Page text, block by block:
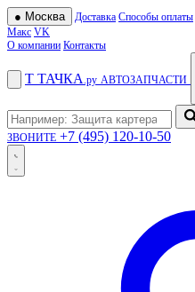
● Москва Доставка Способы оплаты
Макс VK
О компании Контакты
Т ТАЧКА .ру АВТОЗАПЧАСТИ
ЗВОНИТЕ +7 (495) 120-10-50